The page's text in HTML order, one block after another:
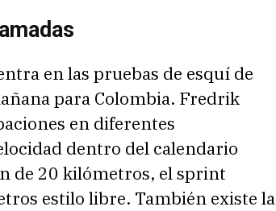
en las pruebas de esquí de
para Colombia. Fredrik
en diferentes
dentro del calendario
de 20 kilómetros, el sprint
estilo libre. También existe la